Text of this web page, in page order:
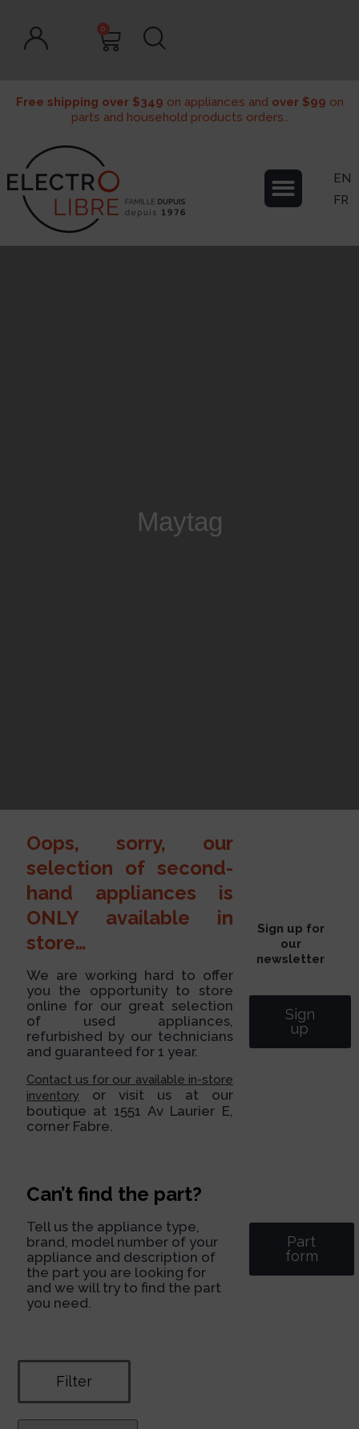
0
Free shipping over $349 on appliances and over $99 on
parts and household products orders..
EN
FR
Maytag
Oops, sorry, our
selection of second-
hand appliances is
ONLY available in
store…
We are working hard to offer
you the opportunity to store
online for our great selection
of used appliances,
refurbished by our technicians
and guaranteed for 1 year.
Contact us for our available in-store
inventory
or visit us at our
boutique at 1551 Av Laurier E,
corner Fabre.
Sign up for
our
newsletter
Sign
up
Can’t find the part?
Tell us the appliance type,
brand, model number of your
appliance and description of
the part you are looking for
and we will try to find the part
you need.
Part
form
Filter